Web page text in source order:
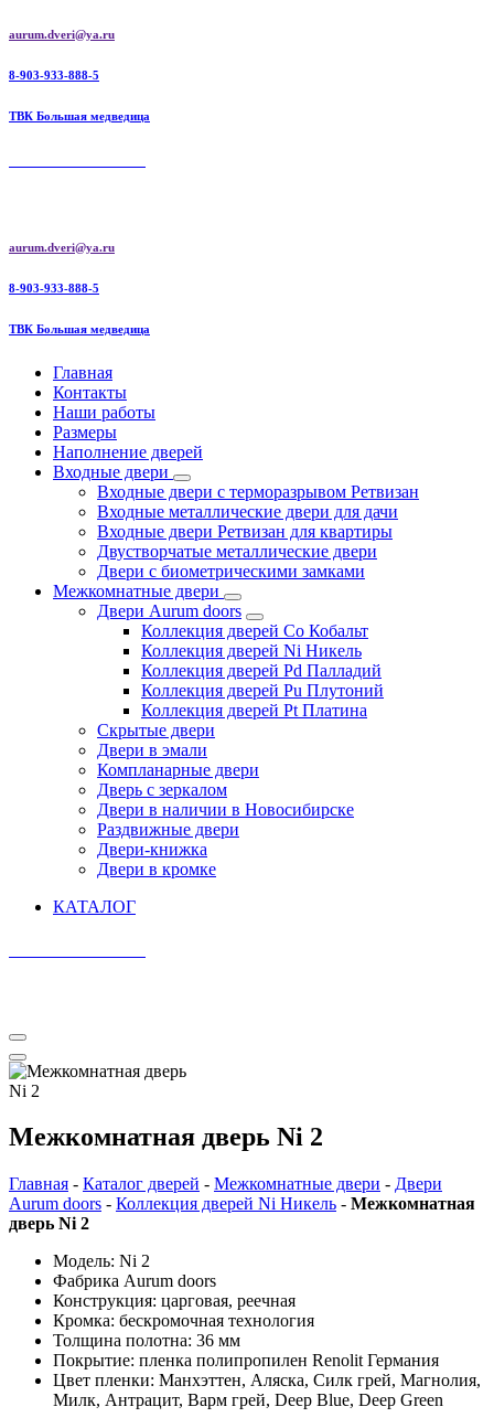
Перейти
содержимому
aurum.dveri@ya.ru
8-903-933-888-5
ТВК Большая медведица
aurum.dveri@ya.ru
8-903-933-888-5
ТВК Большая медведица
Главная
Контакты
Наши работы
Размеры
Наполнение дверей
Входные двери
Входные двери с терморазрывом Ретвизан
Входные металлические двери для дачи
Входные двери Ретвизан для квартиры
Двустворчатые металлические двери
Двери с биометрическими замками
Межкомнатные двери
Двери Aurum doors
Коллекция дверей Co Кобальт
Коллекция дверей Ni Никель
Коллекция дверей Pd Палладий
Коллекция дверей Pu Плутоний
Коллекция дверей Pt Платина
Скрытые двери
Двери в эмали
Компланарные двери
Дверь с зеркалом
Двери в наличии в Новосибирске
Раздвижные двери
Двери-книжка
Двери в кромке
КАТАЛОГ
Межкомнатная дверь Ni 2
Главная - Каталог дверей - Межкомнатные двери - Двери
Aurum doors - Коллекция дверей Ni Никель - Межкомнатная
дверь Ni 2
Модель: Ni 2
Фабрика Aurum doors
Конструкция: царговая, реечная
Кромка: бескромочная технология
Толщина полотна: 36 мм
Покрытие: пленка полипропилен Renolit Германия
Цвет пленки: Манхэттен, Аляска, Силк грей, Магнолия,
Милк, Антрацит, Варм грей, Deep Blue, Deep Green